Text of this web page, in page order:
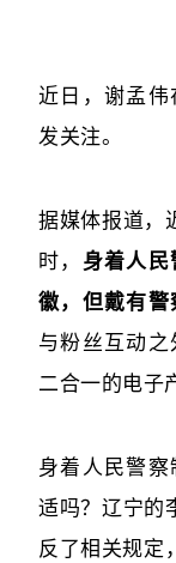
近日，谢孟伟
发关注。
据媒体报道，
时， 身着人
徽，但戴有警
与粉丝互动
二合一的电子
身着人民警
适吗？辽宁的
反了相关规定